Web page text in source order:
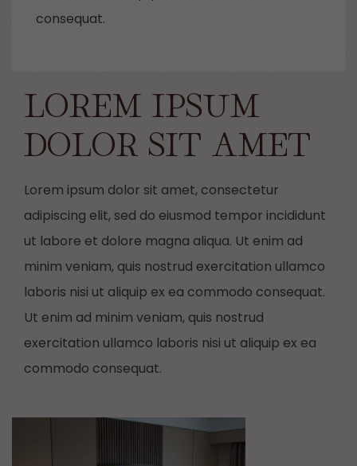
consequat.
LOREM IPSUM
DOLOR SIT AMET
Lorem ipsum dolor sit amet, consectetur
adipiscing elit, sed do eiusmod tempor incididunt
ut labore et dolore magna aliqua. Ut enim ad
minim veniam, quis nostrud exercitation ullamco
laboris nisi ut aliquip ex ea commodo consequat.
Ut enim ad minim veniam, quis nostrud
exercitation ullamco laboris nisi ut aliquip ex ea
commodo consequat.